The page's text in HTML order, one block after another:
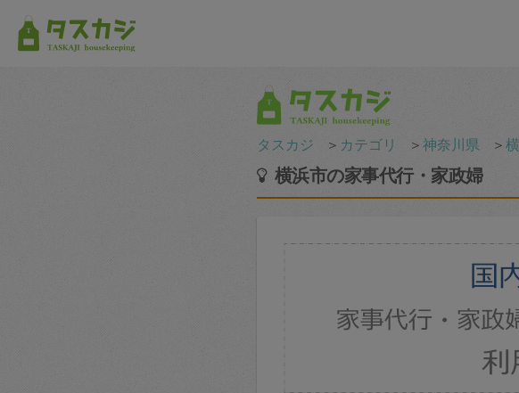
タスカジ ＞ カテゴリ ＞神奈川県 ＞
横浜市の家事代行・家政婦